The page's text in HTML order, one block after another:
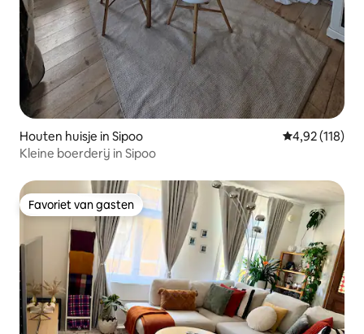
Houten huisje in Sipoo Gemiddelde
4,92 (118)
Kleine boerderij in Sipoo
Favoriet van gasten
Favoriet van gasten